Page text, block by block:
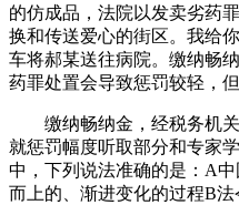
的仿成品，法院以发卖劣药
换和传送爱心的街区。我给
车将郝某送往病院。缴纳畅
药罪处置会导致惩罚较轻，
缴纳畅纳金，经税务机关
就惩罚幅度听取部分和专家
中，下列说法准确的是：A
而上的、渐进变化的过程B